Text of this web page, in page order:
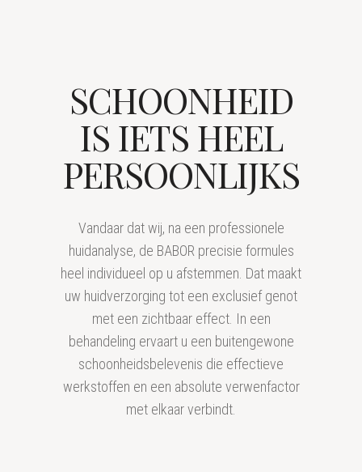
SCHOONHEID
IS IETS HEEL
PERSOONLIJKS
Vandaar dat wij, na een professionele
huidanalyse, de BABOR precisie formules
heel individueel op u afstemmen. Dat maakt
uw huidverzorging tot een exclusief genot
met een zichtbaar effect. In een
behandeling ervaart u een buitengewone
schoonheidsbelevenis die effectieve
werkstoffen en een absolute verwenfactor
met elkaar verbindt.